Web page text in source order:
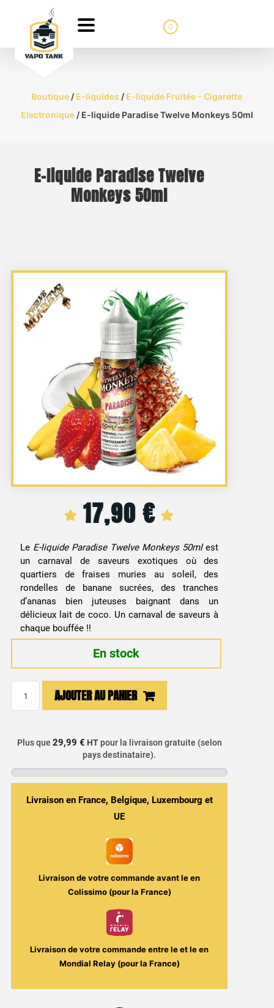
0
Boutique / E-liquides / E-liquide Fruitée - Cigarette
Electronique/ E-liquide Paradise Twelve Monkeys 50ml
E-liquide Paradise Twelve
Monkeys 50ml
17,90€
Le E-liquide Paradise Twelve Monkeys 50mlest
un carnaval de saveurs exotiques où des
quartiers de fraises muries au soleil, des
rondelles de banane sucrées, des tranches
d’ananas bien juteuses baignant dans un
délicieux lait de coco. Un carnaval de saveurs à
chaque bouffée !!
En stock
Paradise
Monkeys
50ml
AJOUTER AU PANIER
Plus que 29,99 € HTpour la livraison gratuite (selon
pays destinataire).
Livraison en France, Belgique, Luxembourg et
UE
Livraison de votre commande avant leen
Colissimo (pour la France)
Livraison de votre commande entre leet leen
Mondial Relay (pour la France)